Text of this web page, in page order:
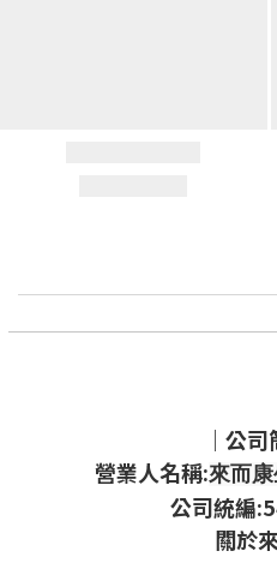
｜公司
營業人名稱:來而
公司統編
關於